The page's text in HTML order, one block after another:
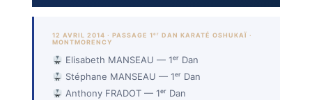
12 AVRIL 2014 · PASSAGE 1ᵉʳ DAN KARATÉ OSHUKAÏ ·
MONTMORENCY
Elisabeth MANSEAU — 1ᵉʳ Dan
Stéphane MANSEAU — 1ᵉʳ Dan
Anthony FRADOT — 1ᵉʳ Dan